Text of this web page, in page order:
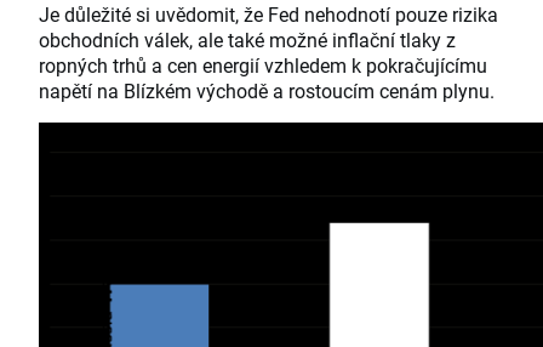
Je důležité si uvědomit, že Fed nehodnotí pouze rizika
obchodních válek, ale také možné inflační tlaky z
ropných trhů a cen energií vzhledem k pokračujícímu
napětí na Blízkém východě a rostoucím cenám plynu.